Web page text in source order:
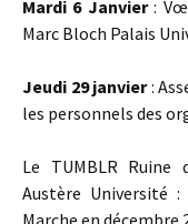
Mardi 6 Janvier:
Marc Bloch Palais
Jeudi 29 janvier:
les personnels des
Le TUMBLR Ruine
Austère Université :